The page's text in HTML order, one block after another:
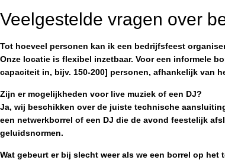
Veelgestelde vragen over
Tot hoeveel personen kan ik een bedrijfsfeest
Onze locatie is flexibel inzetbaar. Voor een informele
capaciteit in, bijv. 150-200] personen, afhankelijk van
Zijn er mogelijkheden voor live muziek of een DJ?
Ja, wij beschikken over de juiste technische
een netwerkborrel of een DJ die de avond feestelijk
geluidsnormen.
Wat gebeurt er bij slecht weer als we een borrel op het